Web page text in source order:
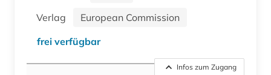
Verlag
European Commission
frei verfügbar
Infos zum Zugang